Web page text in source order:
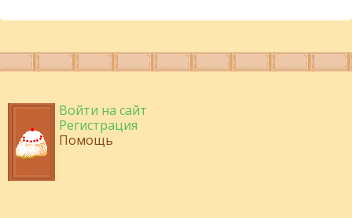
Войти на сайт
Регистрация
Помощь